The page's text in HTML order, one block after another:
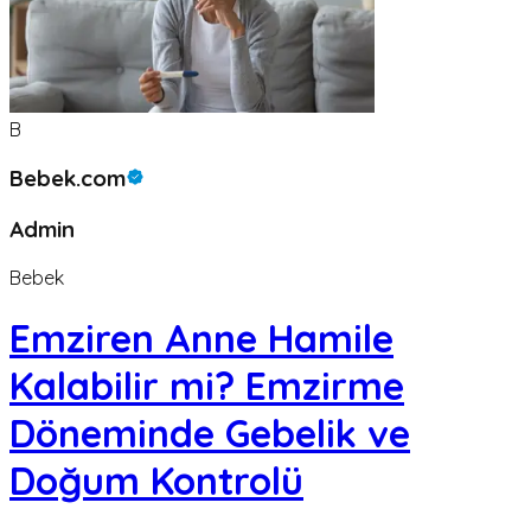
B
Bebek.com
Admin
Bebek
Emziren Anne Hamile
Kalabilir mi? Emzirme
Döneminde Gebelik ve
Doğum Kontrolü